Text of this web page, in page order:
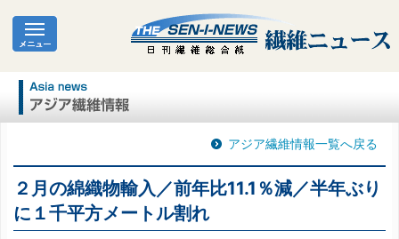
アジア繊維情報一覧へ戻る
２月の綿織物輸入／前年比11.1％減／半年ぶり
に１千平方メートル割れ